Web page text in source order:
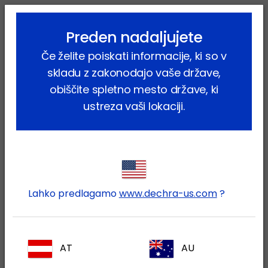
lock_outline search menu
Hišni ljubljenčki
Farmacevtski proizvodi
Temprace
Preden nadaljujete
Če želite poiskati informacije, ki so v
skladu z zakonodajo vaše države,
obiščite spletno mesto države, ki
ustreza vaši lokaciji.
Lahko predlagamowww.dechra-us.com?
AT AU